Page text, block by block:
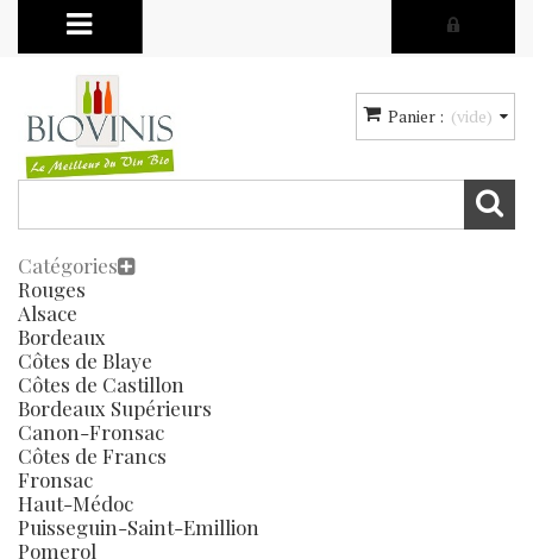
Catégories
Rouges
Alsace
Bordeaux
Côtes de Blaye
Côtes de Castillon
Bordeaux Supérieurs
Canon-Fronsac
Côtes de Francs
Fronsac
Haut-Médoc
Puisseguin-Saint-Emillion
Pomerol
Panier : (vide)